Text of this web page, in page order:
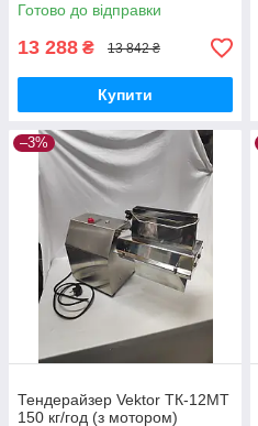
Готово до відправки
13 288 ₴ 13 842 ₴
Купити
–3%
Тендерайзер Vektor ТК-12MT
150 кг/год (з мотором)